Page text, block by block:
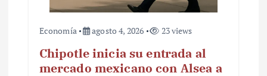
Economía agosto 4, 2026 23 views
Chipotle inicia su entrada al
mercado mexicano con Alsea a